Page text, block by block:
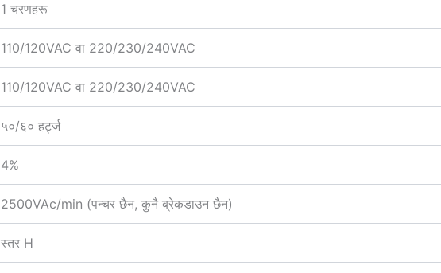
1 चरणहरू
110/120VAC वा 220/230/240VAC
110/120VAC वा 220/230/240VAC
५०/६० हर्ट्ज
4%
2500VAc/min (पन्चर छैन, कुनै ब्रेकडाउन छैन)
स्तर H